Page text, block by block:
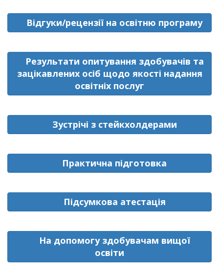
Відгуки/рецензії на освітню програму
Результати опитування здобувачів та
зацікавлених осіб щодо якості надання
освітніх послуг
Зустрічі з стейкхолдерами
Практична підготовка
Підсумкова атестація
На допомогу здобувачам вищої
освіти